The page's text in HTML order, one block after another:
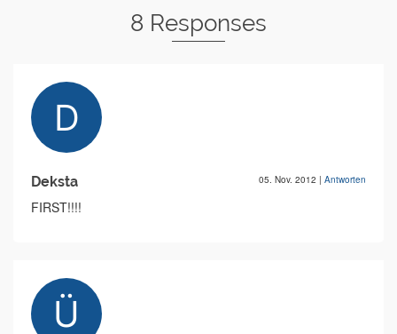
8 Responses
Deksta 05. Nov. 2012 | Antworten
FIRST!!!!